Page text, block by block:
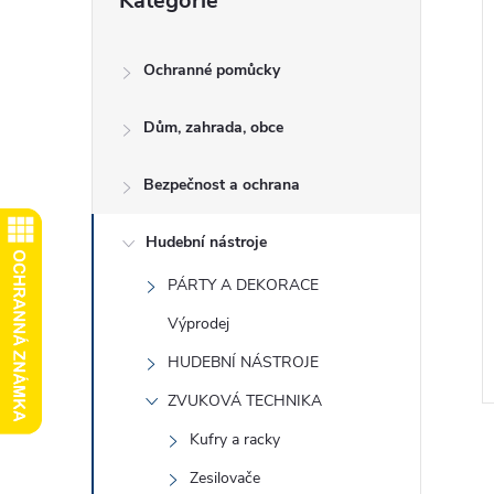
kategorie
Ochranné pomůcky
Dům, zahrada, obce
Bezpečnost a ochrana
Hudební nástroje
PÁRTY A DEKORACE
Výprodej
HUDEBNÍ NÁSTROJE
ZVUKOVÁ TECHNIKA
Kufry a racky
Zesilovače